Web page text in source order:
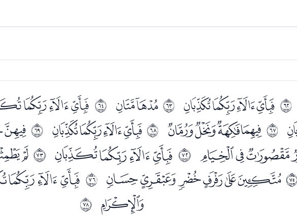
ﰽ ﯧﯨﯩﯪ ﰾﯬ ﰿ
ﱂﯼﯽﯾﯿ ﱃﰁﰂﰃﰄ ﱄ
ﱇ ﭟﭠﭡﭢ ﱈ
ﱊﭰﭱﭲﭳﭴﭵ ﱋ
ﮁ ﱍ